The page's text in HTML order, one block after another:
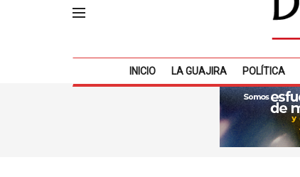
INICIO LA GUAJIRA POLÍTICA